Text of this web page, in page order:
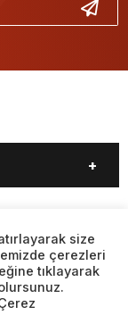
size
çerezleri
tıklayarak